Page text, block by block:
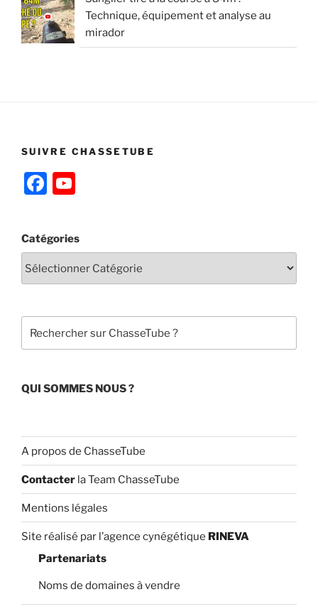
Technique, équipement et analyse au
mirador
SUIVRE CHASSETUBE
F
e
b
o
k
T
u
e
C
a
n
el
Catégories
QUI SOMMES NOUS ?
A propos de ChasseTube
Contacter la Team ChasseTube
Mentions légales
Site réalisé par l’agence cynégétique RINEVA
Partenariats
Noms de domaines à vendre